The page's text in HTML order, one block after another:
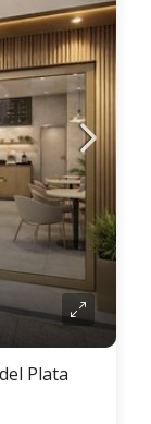
Plata